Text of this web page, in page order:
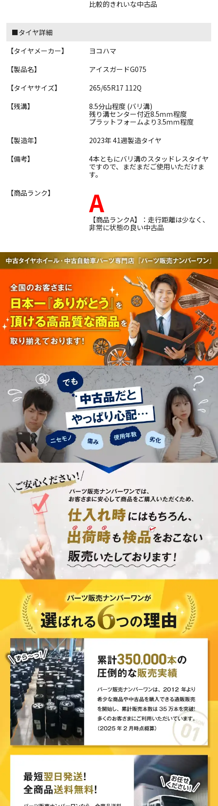
比較的きれいな中古品
■タイヤ詳細
【タイヤメーカー】
ヨコハマ
【製品名】
アイスガードG075
【タイヤサイズ】
265/65R17 112Q
【残溝】
8.5分山程度 (バリ溝)
残り溝センター付近8.5ｍｍ程度
プラットフォームより3.5ｍｍ程度
【製造年】
2023年 41週製造タイヤ
【備考】
4本ともにバリ溝のスタッドレスタイヤ
ですので、まだまだご使用いただけま
す。
【商品ランク】
A
【商品ランクA】：走行距離は少なく、
非常に状態の良い中古品